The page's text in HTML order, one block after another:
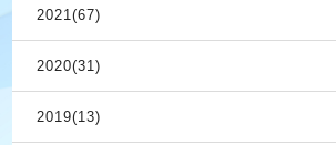
2021(67)
2020(31)
2019(13)